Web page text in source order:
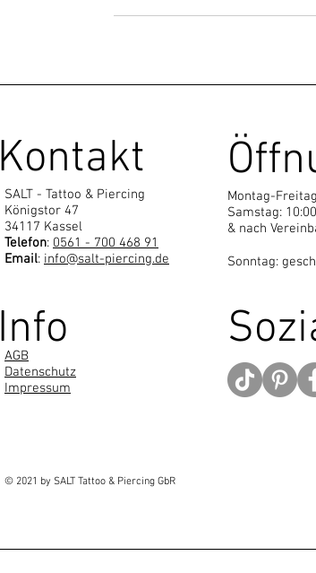
Kontakt
SALT - Tattoo & Piercing
Königstor 47
34117 Kassel
Telefon: 0561 - 700 468 91
Email: info@salt-piercing.de
Montag-
Samstag:
& nach
Sonntag:
Info
AGB
Datenschutz
Impressum
© 2021 by SALT Tattoo & Piercing GbR